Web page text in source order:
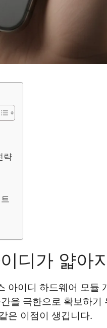
략
디가 얇아
아이디 하드웨어 모듈
을 극한으로 확보하기
은 이점이 생깁니다.